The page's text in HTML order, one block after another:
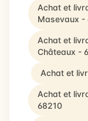
Achat et
Masevaux -
Achat et
Châteaux -
Achat et
Achat et
68210